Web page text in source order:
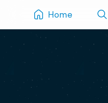
Home